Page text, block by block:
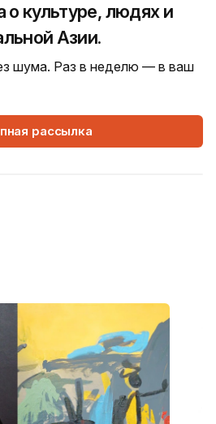
о культуре, людях и
Азии.
шума. Раз в неделю — в ваш
рассылка